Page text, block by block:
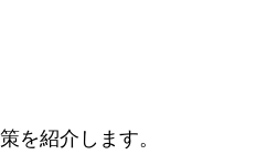
を紹介します。